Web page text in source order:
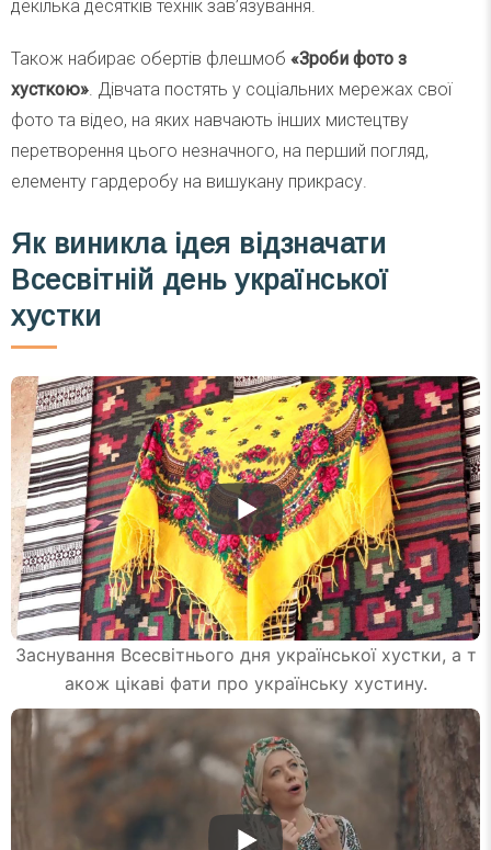
декілька десятків технік зав’язування.
Також набирає обертів флешмоб «Зроби фото з
хусткою». Дівчата постять у соціальних мережах свої
фото та відео, на яких навчають інших мистецтву
перетворення цього незначного, на перший погляд,
елементу гардеробу на вишукану прикрасу.
Як виникла ідея відзначати
Всесвітній день української
хустки
Заснування Всесвітнього дня української хустки, а т
акож цікаві фати про українську хустину.